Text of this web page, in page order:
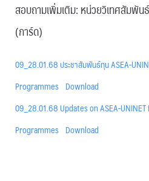
สอบถามเพิ่มเติม: หน่วยวิเทศสัมพั
(การ์ด)
09_28.01.68 ประชาสัมพันธ์ทุน ASEA-
Programmes Download
09_28.01.68 Updates on ASEA-
Programmes Download